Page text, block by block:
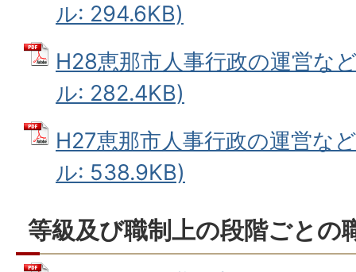
ル: 294.6KB)
H28恵那市人事行政の運営な
ル: 282.4KB)
H27恵那市人事行政の運営な
ル: 538.9KB)
等級及び職制上の段階ごとの